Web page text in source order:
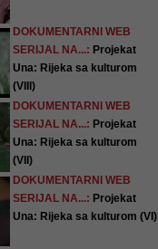
DOKUMENTARNI WEB
SERIJAL NA...: Projekat
Una: Rijeka sa kulturom
(VIII)
DOKUMENTARNI WEB
SERIJAL NA...: Projekat
Una: Rijeka sa kulturom
(VII)
DOKUMENTARNI WEB
SERIJAL NA...: Projekat
Una: Rijeka sa kulturom (VI)